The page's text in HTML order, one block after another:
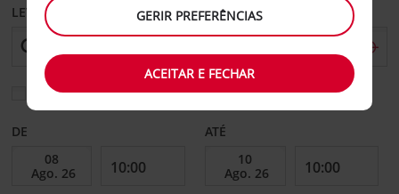
LEVANTAR EM
Escolher uma estação de devolução diferente
DE ATÉ
GERIR PREFERÊNCIAS
ACEITAR E FECHAR